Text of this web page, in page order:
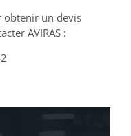
obtenir un devis
AVIRAS :